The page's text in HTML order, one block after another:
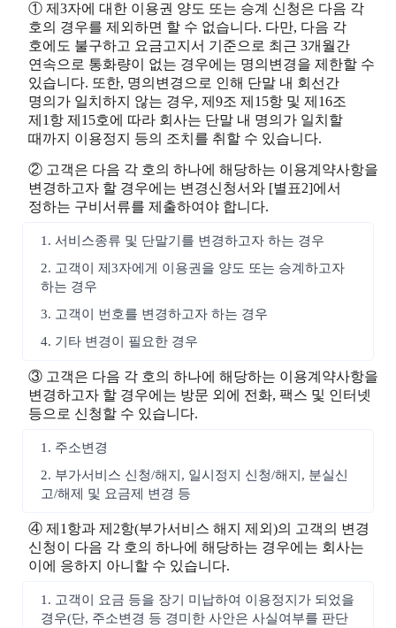
① 제3자에 대한 이용권 양도 또는 승계 신청은 다음 각
호의 경우를 제외하면 할 수 없습니다. 다만, 다음 각
호에도 불구하고 요금고지서 기준으로 최근 3개월간
연속으로 통화량이 없는 경우에는 명의변경을 제한할 수
있습니다. 또한, 명의변경으로 인해 단말 내 회선간
명의가 일치하지 않는 경우, 제9조 제15항 및 제16조
제1항 제15호에 따라 회사는 단말 내 명의가 일치할
때까지 이용정지 등의 조치를 취할 수 있습니다.
② 고객은 다음 각 호의 하나에 해당하는 이용계약사항을
변경하고자 할 경우에는 변경신청서와 [별표2]에서
정하는 구비서류를 제출하여야 합니다.
1. 서비스종류 및 단말기를 변경하고자 하는 경우
2. 고객이 제3자에게 이용권을 양도 또는 승계하고자
하는 경우
3. 고객이 번호를 변경하고자 하는 경우
4. 기타 변경이 필요한 경우
③ 고객은 다음 각 호의 하나에 해당하는 이용계약사항을
변경하고자 할 경우에는 방문 외에 전화, 팩스 및 인터넷
등으로 신청할 수 있습니다.
1. 주소변경
2. 부가서비스 신청/해지, 일시정지 신청/해지, 분실신
고/해제 및 요금제 변경 등
④ 제1항과 제2항(부가서비스 해지 제외)의 고객의 변경
신청이 다음 각 호의 하나에 해당하는 경우에는 회사는
이에 응하지 아니할 수 있습니다.
1. 고객이 요금 등을 장기 미납하여 이용정지가 되었을
경우(단, 주소변경 등 경미한 사안은 사실여부를 판단